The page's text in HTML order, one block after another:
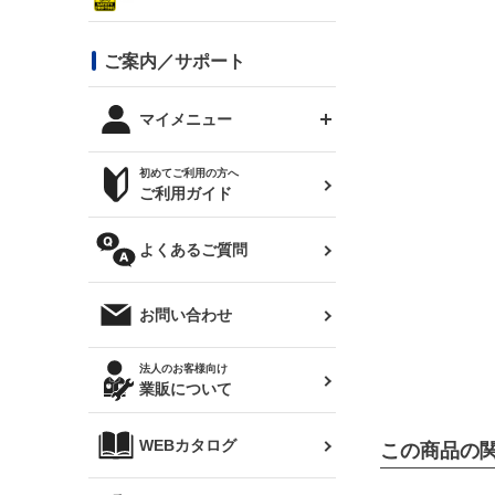
スタイリッシュライン
ボンネット
カナード
外装・補修パーツ
オリジンアーム(足回り)
レンズ
マフラー
リアウイング
リアゲート
メンテナンスパーツ
DTM:exclusive
まつど家 鉄八
JZX110 マークⅡ
ハイエース
レビン
トレノ
マークX
クラウン
クラウンマジェスタ
シルビア S14 前期
シルビア S15
180SX
ワンビア
RX-7
スバル
BRZ
レクサス
三菱
デリカ D:5
軽自動車
汎用
コンバットアイ用ライト
オプションタイヤ
サマータイヤ
ジムニー用タイヤ
ハイエース・バン用タイ
ホイールナット
ステッカー
トップス(半袖)
トップス(長袖)
パーカー
オーバーオール(つなぎ)
タオル
帽子
ご案内／サポート
マイメニュー
ログインする
お気に入りリスト
クーポンを見る
閲覧履歴
ニュースレターお申し込み
初めてご利用の方へ
ご利用ガイド
よくあるご質問
お問い合わせ
法人のお客様向け
業販について
WEBカタログ この商品の